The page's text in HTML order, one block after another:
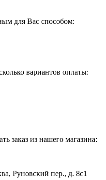
для Вас способом:
вариантов оплаты:
заказ из нашего магазина:
Руновский пер., д. 8с1